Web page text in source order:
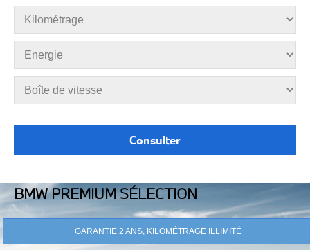
BMW PREMIUM SÉLECTION
GARANTIE 2 ANS, KILOMÉTRAGE ILLIMITÉ